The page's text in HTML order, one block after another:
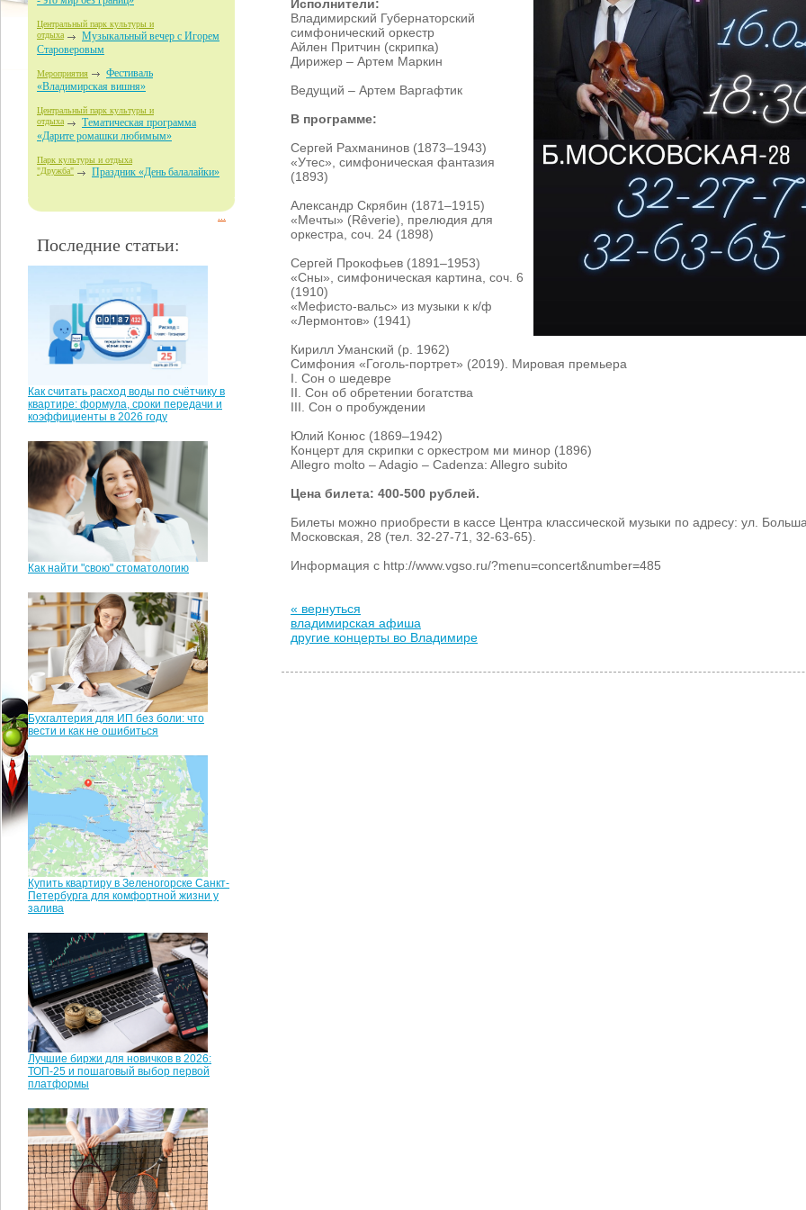
Центральный парк культуры и
отдыха
Музыкальный вечер с Игорем
Староверовым
Мероприятия
Фестиваль
«Владимирская вишня»
Центральный парк культуры и
отдыха
Тематическая программа
«Дарите ромашки любимым»
Парк культуры и отдыха
"Дружба" Праздник «День балалайки»
Последние статьи:
Как считать расход воды по счётчику в
квартире: формула, сроки передачи и
коэффициенты в 2026 году
Как найти "свою" стоматологию
Бухгалтерия для ИП без боли: что
вести и как не ошибиться
Купить квартиру в Зеленогорске Санкт-
Петербурга для комфортной жизни у
залива
Лучшие биржи для новичков в 2026:
ТОП-25 и пошаговый выбор первой
платформы
Исполнители:
Владимирский Губернаторский
симфонический оркестр
Айлен Притчин (скрипка)
Дирижер – Артем Маркин
Ведущий – Артем Варгафтик
В программе:
Сергей Рахманинов (1873–1943)
«Утес», симфоническая фантазия
(1893)
Александр Скрябин (1871–1915)
«Мечты» (Rêverie), прелюдия для
оркестра, соч. 24 (1898)
Сергей Прокофьев (1891–1953)
«Сны», симфоническая картина, соч. 6
(1910)
«Мефисто-вальс» из музыки к к/ф
«Лермонтов» (1941)
Кирилл Уманский (р. 1962)
Симфония «Гоголь-портрет» (2019). Мировая премьера
I. Сон о шедевре
II. Сон об обретении богатства
III. Сон о пробуждении
Юлий Конюс (1869–1942)
Концерт для скрипки с оркестром ми минор (1896)
Allegro molto – Adagio – Cadenza: Allegro subito
Цена билета: 400-500 рублей.
Билеты можно приобрести в кассе Центра классической музыки по адресу: ул.
Московская, 28 (тел. 32-27-71, 32-63-65).
Информация с http://www.vgso.ru/?menu=concert&number=485
« вернуться
владимирская афиша
другие концерты во Владимире